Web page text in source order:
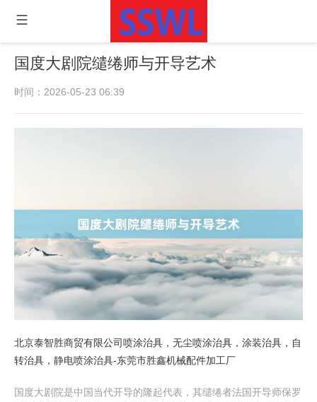
国度大剧院缱绻师与开导艺术
时间：2026-05-23 06:39
北京泰智胜商贸有限公司喷涂治具，无尘喷涂治具，涂装治具，自
转治具，静电喷涂治具-东莞市胜鑫机械配件加工厂
国度大剧院是中国当代开导的隆起代表，其缱绻者法国开导师保罗